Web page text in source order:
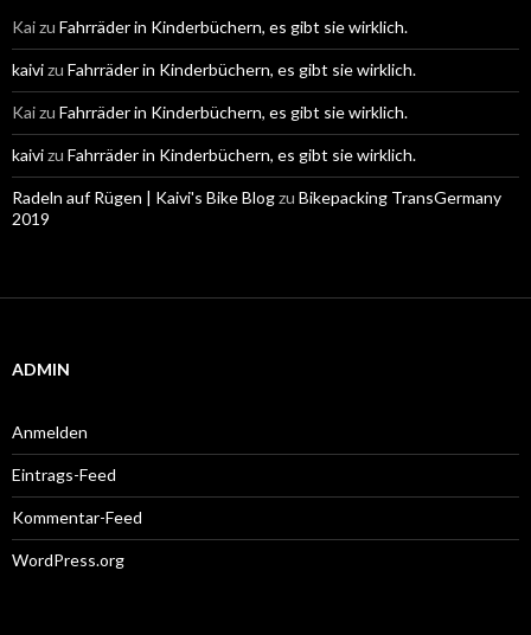
Kaizu Fahrräder in Kinderbüchern, es gibt sie wirklich.
kaivizu Fahrräder in Kinderbüchern, es gibt sie wirklich.
Kaizu Fahrräder in Kinderbüchern, es gibt sie wirklich.
kaivizu Fahrräder in Kinderbüchern, es gibt sie wirklich.
Radeln auf Rügen | Kaivi's Bike Blogzu Bikepacking TransGermany
2019
ADMIN
Anmelden
Eintrags-Feed
Kommentar-Feed
WordPress.org